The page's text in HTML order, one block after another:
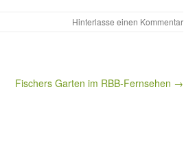
Hinterlasse einen Kommentar
Fischers Garten im RBB-Fernsehen →